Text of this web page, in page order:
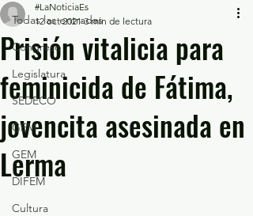
Todas las entradas
Congreso
Legislatura
SEDECO
GEM
GEM
DIFEM
Cultura
Prisión vitalicia para
feminicida de Fátima,
jovencita asesinada en
Lerma
#LaNoticiaEs
12 oct 2021 3 min de lectura